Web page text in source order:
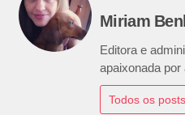
Miriam
Editora e
apaixonada
Todos os posts